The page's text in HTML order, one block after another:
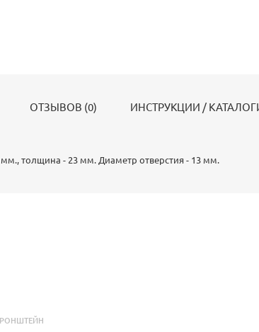
ОТЗЫВОВ (0) ИНСТРУКЦИИ /
толщина - 23 мм. Диаметр отверстия - 13 мм.